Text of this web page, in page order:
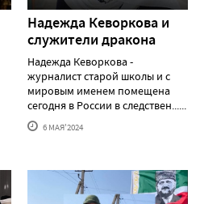
Надежда Кеворкова и
служители дракона
Надежда Кеворкова -
журналист старой школы и с
мировым именем помещена
сегодня в России в следствен......
6 МАЯ'2024